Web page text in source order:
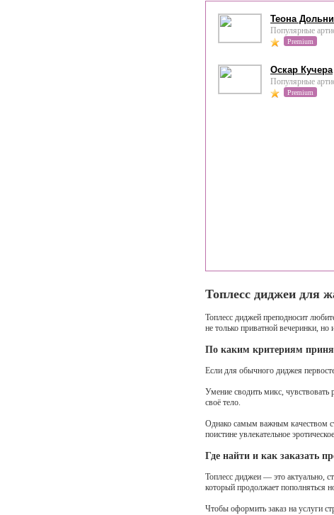
Теона
Популярные
Premium
Оскар Кучера
Популярные
Premium
Топлесс диджеи для
Топлесс диджей преподносит
не только приватной вечеринки,
По каким критериям
Если для обычного диджея
Умение сводить микс,
своё тело.
Однако самым важным качеством
поистине увлекательное
Где найти и как заказать
Топлесс диджеи — это актуально,
который продолжает пополняться
Чтобы оформить заказ на услуги